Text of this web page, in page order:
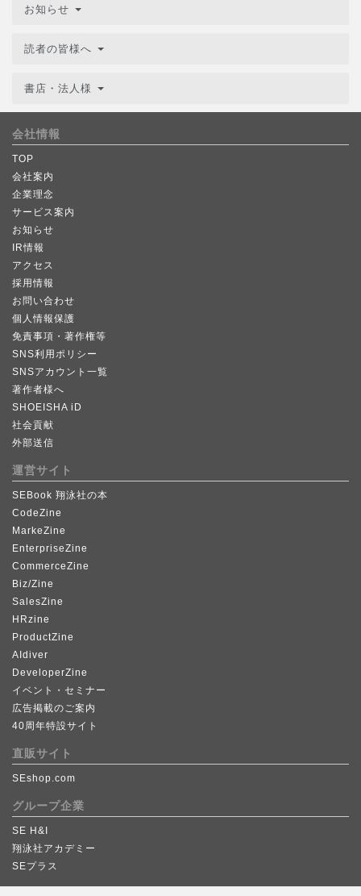
お知らせ
読者の皆様へ
書店・法人様
会社情報
TOP
会社案内
企業理念
サービス案内
お知らせ
IR情報
アクセス
採用情報
お問い合わせ
個人情報保護
免責事項・著作権等
SNS利用ポリシー
SNSアカウント一覧
著作者様へ
SHOEISHA iD
社会貢献
外部送信
運営サイト
SEBook 翔泳社の本
CodeZine
MarkeZine
EnterpriseZine
CommerceZine
Biz/Zine
SalesZine
HRzine
ProductZine
AIdiver
DeveloperZine
イベント・セミナー
広告掲載のご案内
40周年特設サイト
直販サイト
SEshop.com
グループ企業
SE H&I
翔泳社アカデミー
SEプラス